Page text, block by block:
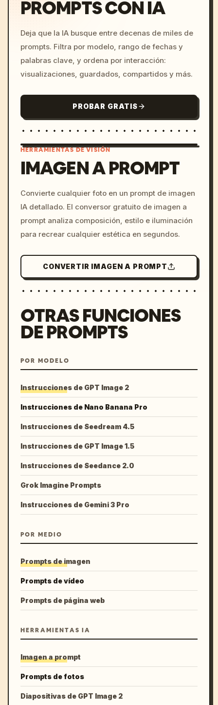
PROMPTS CON IA
Deja que la IA busque entre decenas de miles de
prompts. Filtra por modelo, rango de fechas y
palabras clave, y ordena por interacción:
visualizaciones, guardados, compartidos y más.
PROBAR GRATIS
c, cyberpunk sunset, neon
colors, 8k --v 6.0
HERRAMIENTAS DE VISIÓN
IMAGEN A PROMPT
Convierte cualquier foto en un prompt de imagen
IA detallado. El conversor gratuito de imagen a
prompt analiza composición, estilo e iluminación
para recrear cualquier estética en segundos.
CONVERTIR IMAGEN A PROMPT
OTRAS FUNCIONES
DE PROMPTS
POR MODELO
Instrucciones de GPT Image 2
Instrucciones de Nano Banana Pro
Instrucciones de Seedream 4.5
Instrucciones de GPT Image 1.5
Instrucciones de Seedance 2.0
Grok Imagine Prompts
Instrucciones de Gemini 3 Pro
POR MEDIO
Prompts de imagen
Prompts de vídeo
Prompts de página web
HERRAMIENTAS IA
Imagen a prompt
Prompts de fotos
Diapositivas de GPT Image 2